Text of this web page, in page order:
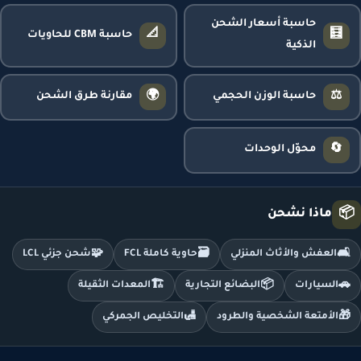
🧮
حاسبة أسعار الشحن
الذكية
📐 حاسبة CBM للحاويات
⚖️ حاسبة الوزن الحجمي 🌍 مقارنة طرق الشحن
🔄 محوّل الوحدات
📦 ماذا نشحن
🛋️العفش والأثاث المنزلي 🗃️حاوية كاملة FCL 🧩شحن جزئي LCL
🚗السيارات 📦البضائع التجارية 🏗️المعدات الثقيلة
🎁الأمتعة الشخصية والطرود 🛃التخليص الجمركي